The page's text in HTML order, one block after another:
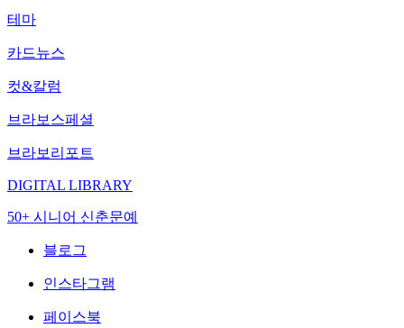
테마
카드뉴스
컷&칼럼
브라보스페셜
브라보리포트
DIGITAL LIBRARY
50+ 시니어 신춘문예
블로그
인스타그램
페이스북